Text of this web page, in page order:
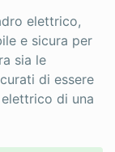
elettrico,
e sicura per
sia le
di essere
di una